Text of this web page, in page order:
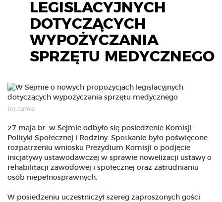
LEGISLACYJNYCH
DOTYCZĄCYCH
WYPOŻYCZANIA
SPRZĘTU MEDYCZNEGO
fot.canva
27 maja br. w Sejmie odbyło się posiedzenie Komisji
Polityki Społecznej i Rodziny. Spotkanie było poświęcone
rozpatrzeniu wniosku Prezydium Komisji o podjęcie
inicjatywy ustawodawczej w sprawie nowelizacji ustawy o
rehabilitacji zawodowej i społecznej oraz zatrudnianiu
osób niepełnosprawnych.
W posiedzeniu uczestniczył szereg zaproszonych gości